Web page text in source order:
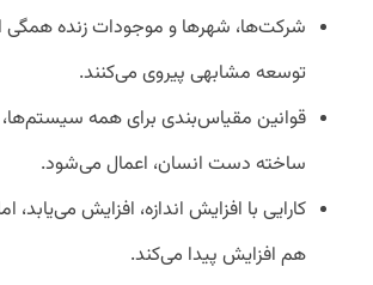
شرکت‌ها، شهرها و موجودات زنده همگی
توسعه مشابهی پیروی می‌کنند.
قوانین مقیا‌س‌بندی برای همه
ساخته دست انسان، اعمال می‌شود.
کارایی با افزایش اندازه، افزایش
هم افزایش پیدا می‌کند.